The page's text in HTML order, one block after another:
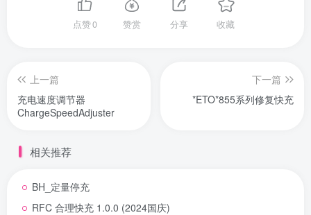
点赞0 赞赏 分享 收藏
上一篇
充电速度调节器
ChargeSpeedAdjuster
下一篇
*ETO*855系列修复快充
相关推荐
BH_定量停充
RFC 合理快充 1.0.0 (2024国庆)